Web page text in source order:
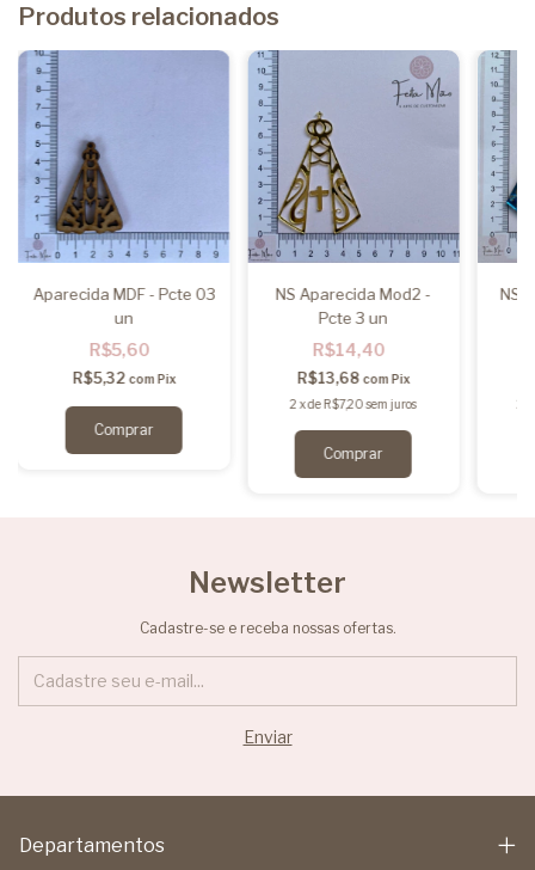
Produtos relacionados
Aparecida MDF - Pcte 03
un
R$5,60
R$5,32 com Pix
NS Aparecida Mod2 -
Pcte 3 un
R$14,40
R$13,68 com Pix
2 xdeR$7,20 sem juros
NS
2
Newsletter
Cadastre-se e receba nossas ofertas.
Departamentos